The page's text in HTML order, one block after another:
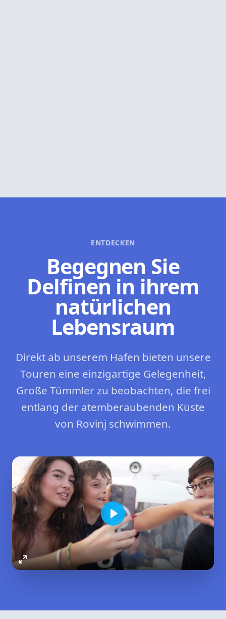
ENTDECKEN
Begegnen Sie
Delfinen in ihrem
natürlichen
Lebensraum
Direkt ab unserem Hafen bieten unsere
Touren eine einzigartige Gelegenheit,
Große Tümmler zu beobachten, die frei
entlang der atemberaubenden Küste
von Rovinj schwimmen.
Enter
Play